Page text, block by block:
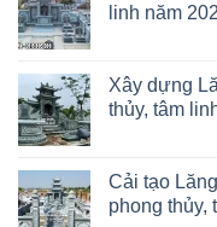
linh năm
Xây dựng
thủy, tâm
Cải tạo
phong thủy,